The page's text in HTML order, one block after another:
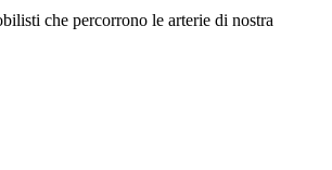
che percorrono le arterie di nostra